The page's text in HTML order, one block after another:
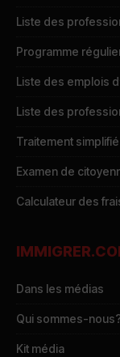
Liste des
Programme
Liste des emplois
Liste des
Traitement
Examen de
Calculateur des
Dans les médias
Qui sommes-
Kit média